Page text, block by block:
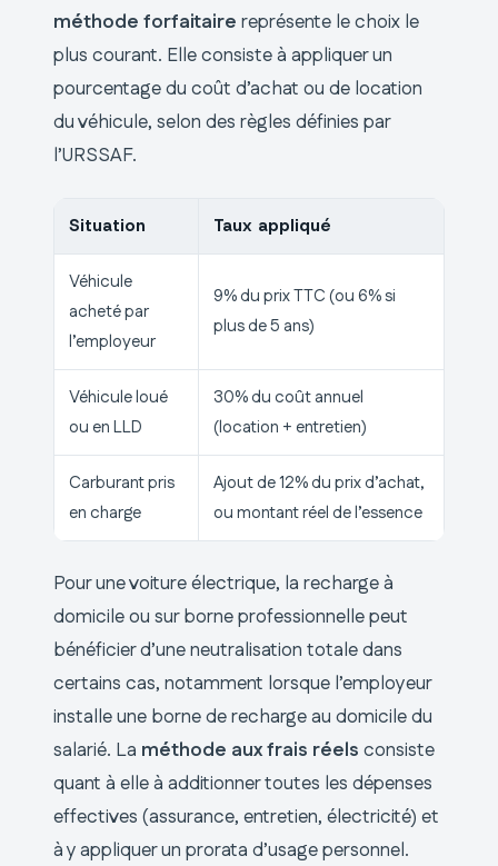
méthode forfaitaire représente le choix le
plus courant. Elle consiste à appliquer un
pourcentage du coût d’achat ou de location
du véhicule, selon des règles définies par
l’URSSAF.
Situation Taux appliqué
Véhicule
acheté par
l’employeur
9% du prix TTC (ou 6% si
plus de 5 ans)
Véhicule loué
ou en LLD
30% du coût annuel
(location + entretien)
Carburant pris
en charge
Ajout de 12% du prix d’achat,
ou montant réel de l’essence
Pour une voiture électrique, la recharge à
domicile ou sur borne professionnelle peut
bénéficier d’une neutralisation totale dans
certains cas, notamment lorsque l’employeur
installe une borne de recharge au domicile du
salarié. La méthode aux frais réels consiste
quant à elle à additionner toutes les dépenses
effectives (assurance, entretien, électricité) et
à y appliquer un prorata d’usage personnel.